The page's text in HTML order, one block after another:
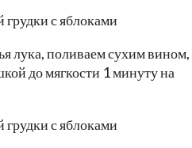
лука, поливаем сухим вином,
до мягкости 1 минуту на